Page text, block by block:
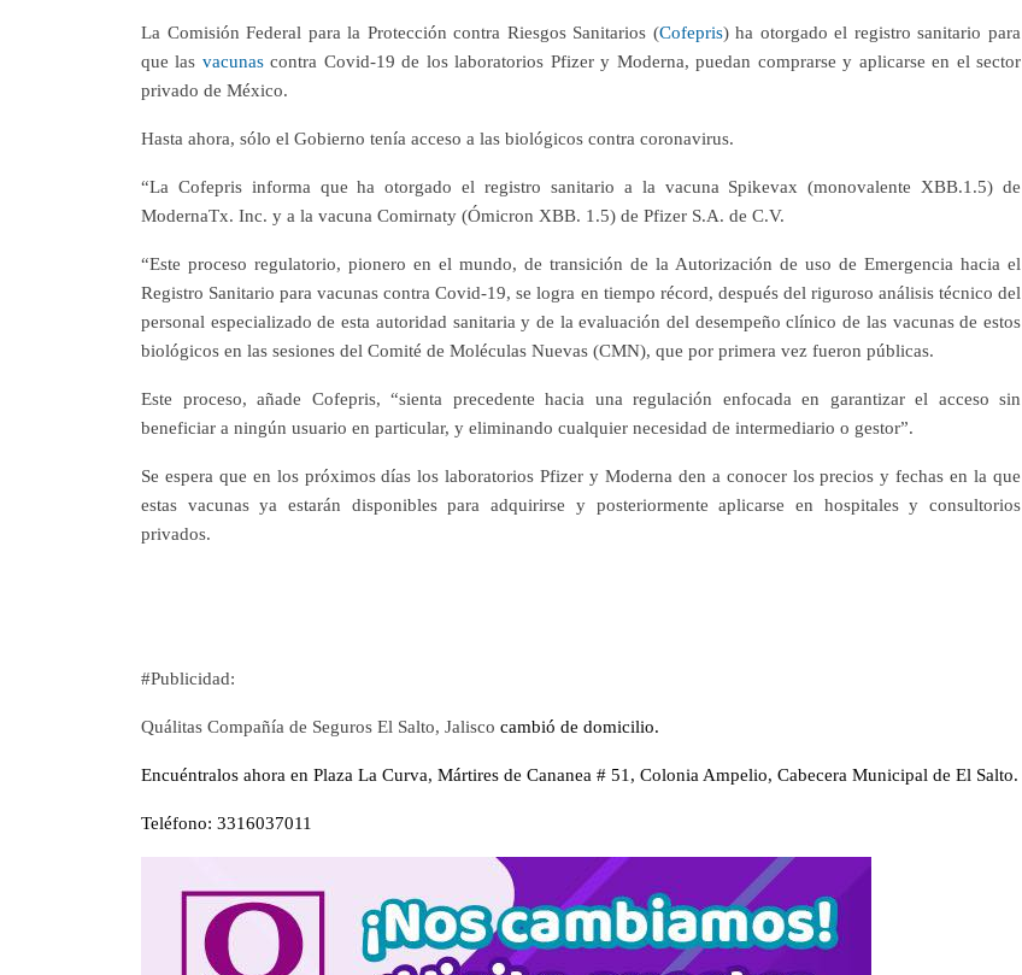
La Comisión Federal para la Protección contra Riesgos Sanitarios (Cofepris) ha otorgado el registro sanitario para
que las vacunascontra Covid-19 de los laboratorios Pfizery Moderna, puedan comprarse y aplicarse en elsector
privado de México.
Hasta ahora, sólo el Gobierno tenía acceso a las biológicos contra coronavirus.
“La Cofepris informa que ha otorgado el registro sanitario a la vacuna Spikevax (monovalente XBB.1.5) de
ModernaTx. Inc. y a la vacuna Comirnaty (Ómicron XBB. 1.5) de Pfizer S.A. de C.V.
“Este proceso regulatorio, pionero en el mundo, de transición de la Autorización de uso de Emergencia hacia el
Registro Sanitario para vacunas contra Covid-19, se logra en tiempo récord, después del riguroso análisis técnico del
personal especializado de esta autoridad sanitaria y de la evaluación del desempeño clínico de las vacunas de estos
biológicos en las sesiones del Comité de Moléculas Nuevas (CMN), que por primera vez fueron públicas.
Este proceso, añade Cofepris, “sienta precedente hacia una regulación enfocada en garantizar el acceso sin
beneficiar a ningún usuario en particular, y eliminando cualquier necesidad de intermediario o gestor”.
Se espera que en los próximos días los laboratorios Pfizer y Moderna den a conocer los precios y fechas en la que
estas vacunas ya estarán disponibles para adquirirse y posteriormente aplicarse en hospitales y consultorios
privados.
#Publicidad:
Quálitas Compañía de Seguros El Salto, Jalisco cambió de domicilio.
Encuéntralos ahora en Plaza La Curva, Mártires de Cananea # 51, Colonia Ampelio, Cabecera Municipal de El Salto.
Teléfono: 3316037011